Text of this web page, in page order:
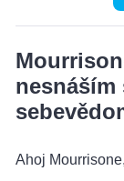
nesnáším
Ahoj